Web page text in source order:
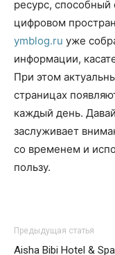
ресурс,
цифровом
ymblog.ru уже
информации,
При этом
страницах
каждый день.
заслуживает
со временем и
пользу.
Предыдущая статья
Aisha Bibi Hotel &